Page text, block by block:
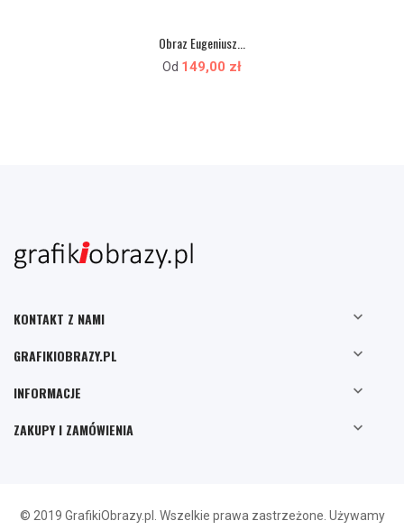
Obraz Eugeniusz...
Od 149,00 zł
KONTAKT Z NAMI 
GRAFIKIOBRAZY.PL 
INFORMACJE 
ZAKUPY I ZAMÓWIENIA 
© 2019 GrafikiObrazy.pl. Wszelkie prawa zastrzeżone. Używamy